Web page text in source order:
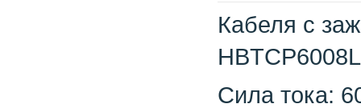
Кабеля с
HBTCP6008L
Сила тока: